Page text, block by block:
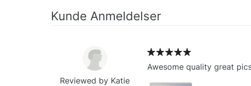
Kunde Anmeldelser
Reviewed by Katie
Awesome quality great